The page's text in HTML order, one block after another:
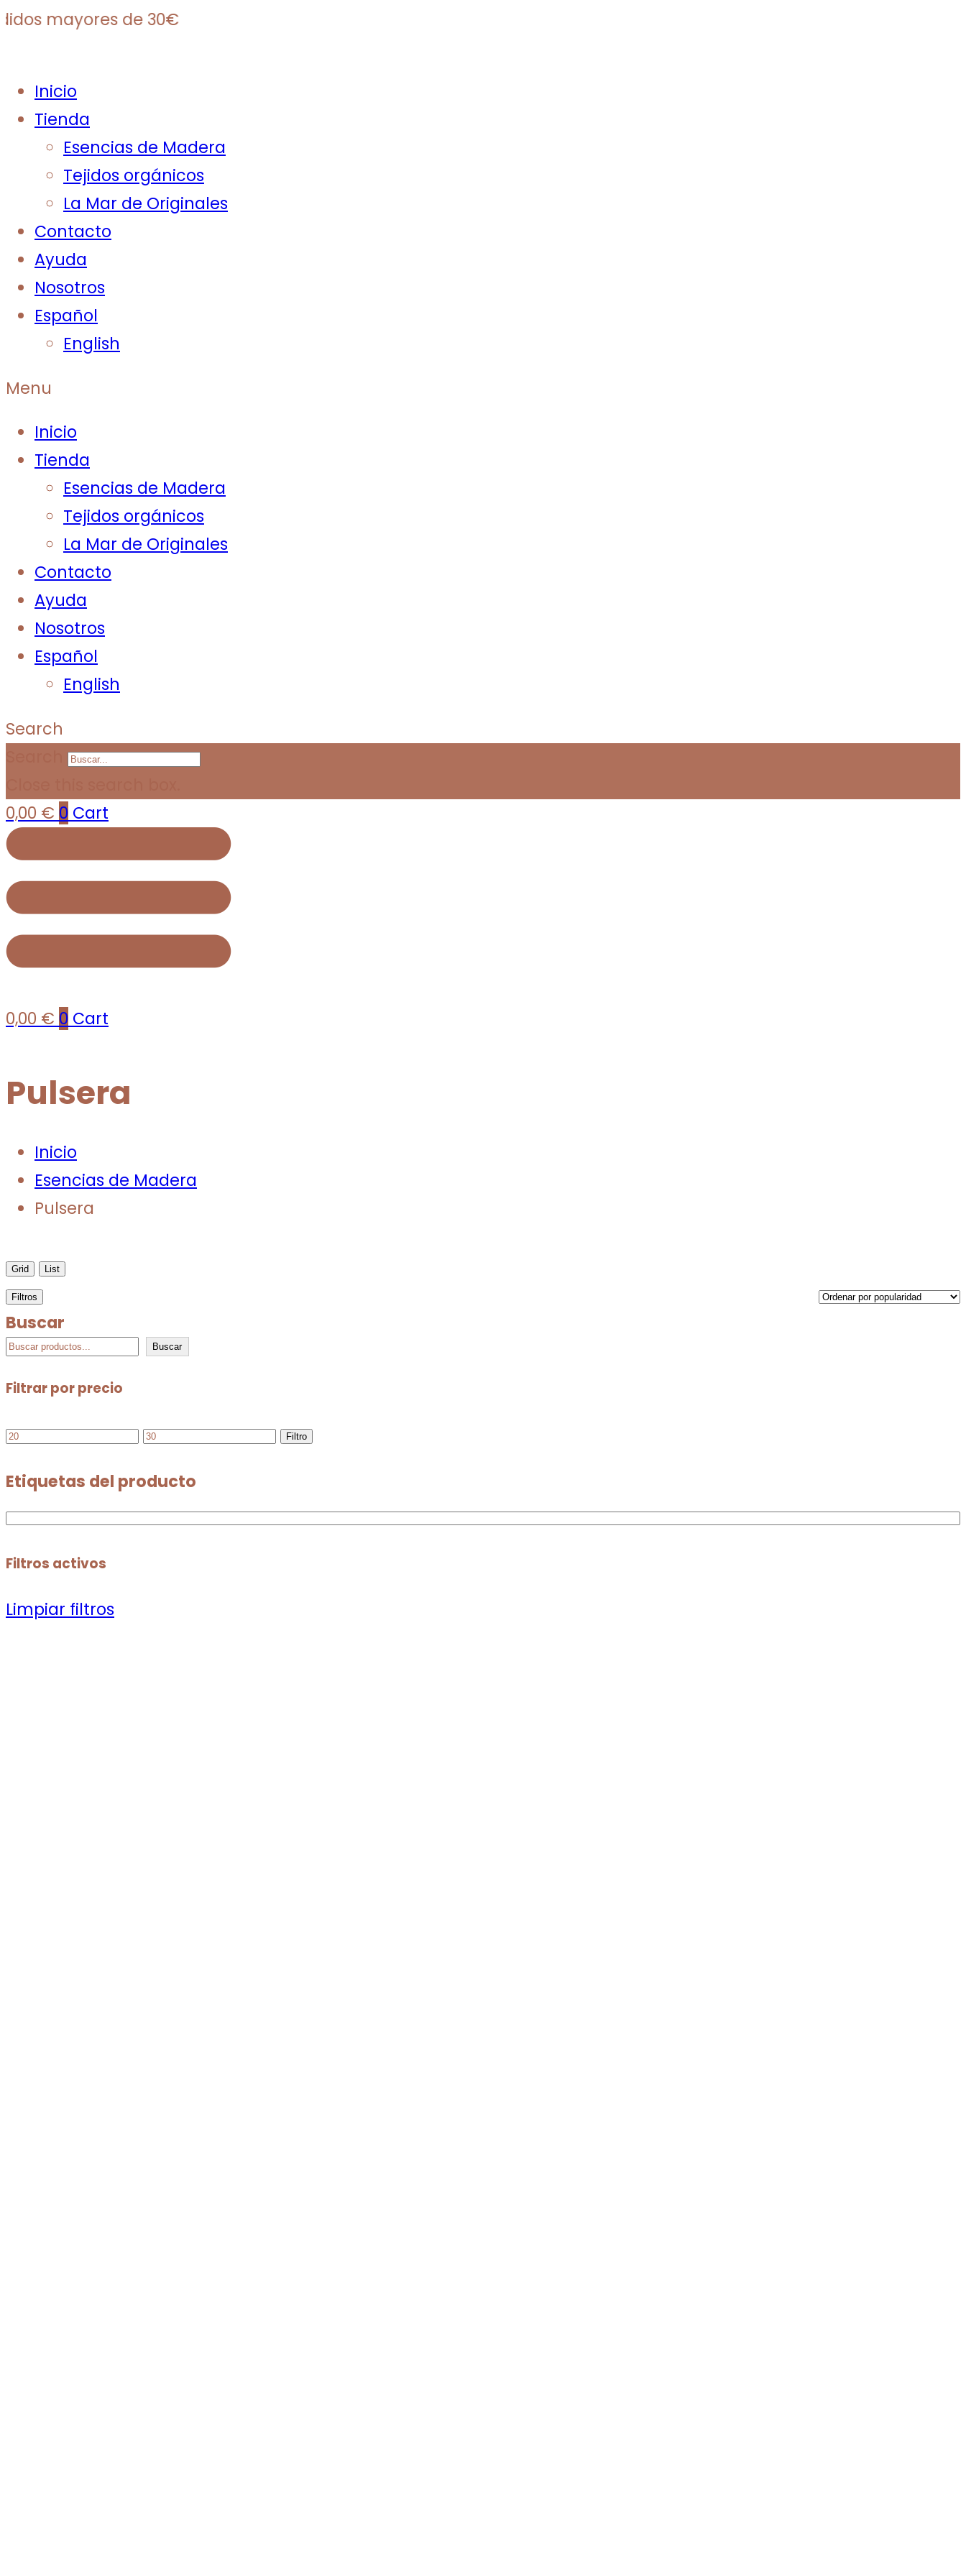
de 30€
Inicio
Tienda
Esencias de Madera
Tejidos orgánicos
La Mar de Originales
Contacto
Ayuda
Nosotros
Español
English
Menu
Inicio
Tienda
Esencias de Madera
Tejidos orgánicos
La Mar de Originales
Contacto
Ayuda
Nosotros
Español
English
Search
0,00 € 0 Cart
0,00 € 0 Cart
Pulsera
Inicio
Esencias de Madera
Pulsera
Grid List
Filtros
Buscar
Buscar
Filtrar por precio
Filtro
Etiquetas del producto
Filtros activos
Limpiar filtros